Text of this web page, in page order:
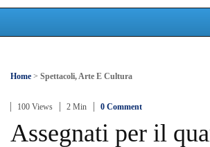
Home > Spettacoli, Arte E Cultura
100 Views 2 Min 0 Comment
Assegnati per il